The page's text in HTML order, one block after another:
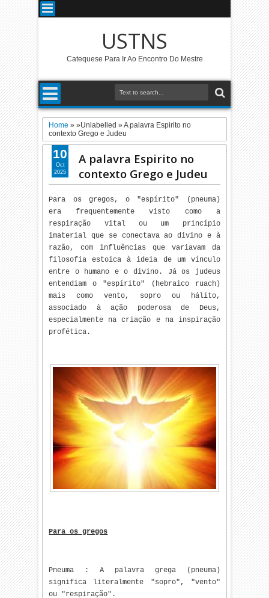
USTNS
Catequese Para Ir Ao Encontro Do Mestre
Home » »Unlabelled »A palavra Espirito no
contexto Grego e Judeu
A palavra Espirito no
contexto Grego e Judeu
Para os gregos, o "espírito" (pneuma)
era frequentemente visto como a
respiração vital ou um princípio
imaterial que se conectava ao divino e à
razão, com influências que variavam da
filosofia estoica à ideia de um vínculo
entre o humano e o divino. Já os judeus
entendiam o "espírito" (hebraico ruach)
mais como vento, sopro ou hálito,
associado à ação poderosa de Deus,
especialmente na criação e na inspiração
profética.
Para os gregos
Pneuma : A palavra grega (pneuma)
significa literalmente "sopro", "vento"
ou "respiração".
10
Oct
2025